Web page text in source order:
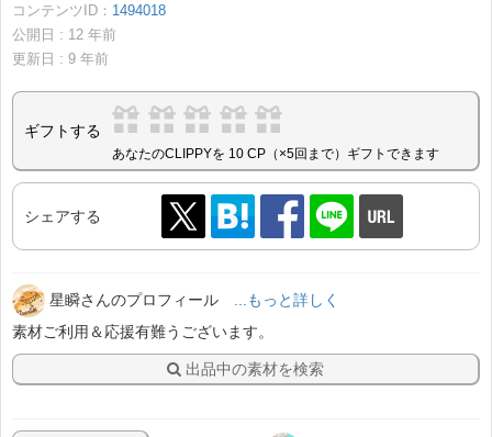
コンテンツID： 1494018
公開日 : 12 年前
更新日 : 9 年前
ギフトする
あなたのCLIPPYを 10 CP（×5回まで）ギフトできます
シェアする
星瞬さんのプロフィール
...もっと詳しく
素材ご利用＆応援有難うございます。
出品中の素材を検索